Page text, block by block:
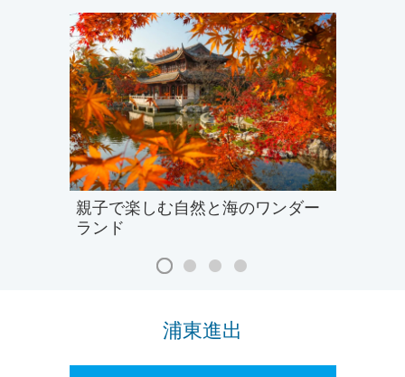
親子で楽しむ自然と海のワンダー
ランド
浦東進出